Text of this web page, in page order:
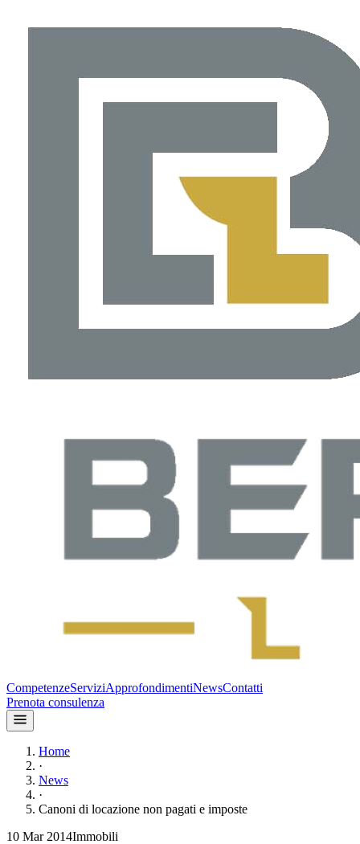
CompetenzeServiziApprofondimentiNewsContatti
Prenota consulenza
Home
·
News
·
Canoni di locazione non pagati e imposte
10 Mar 2014Immobili